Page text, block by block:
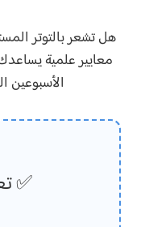
هل تشعر بالتوتر
معايير علمية
الأسبوعين
✅